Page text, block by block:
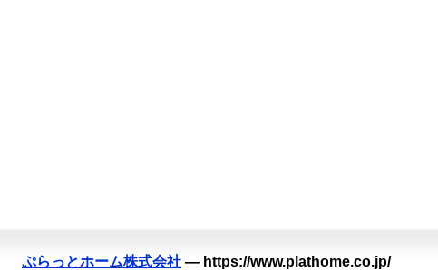
ぷらっとホーム株式会社 — https://www.plathome.co.jp/